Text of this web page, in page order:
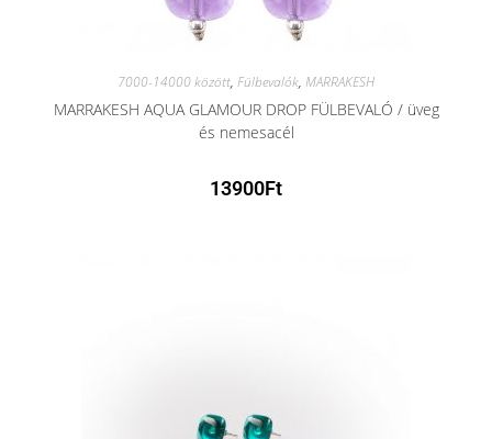
7000-14000 között, Fülbevalók, MARRAKESH
MARRAKESH AQUA GLAMOUR DROP FÜLBEVALÓ / üveg
és nemesacél
13900Ft